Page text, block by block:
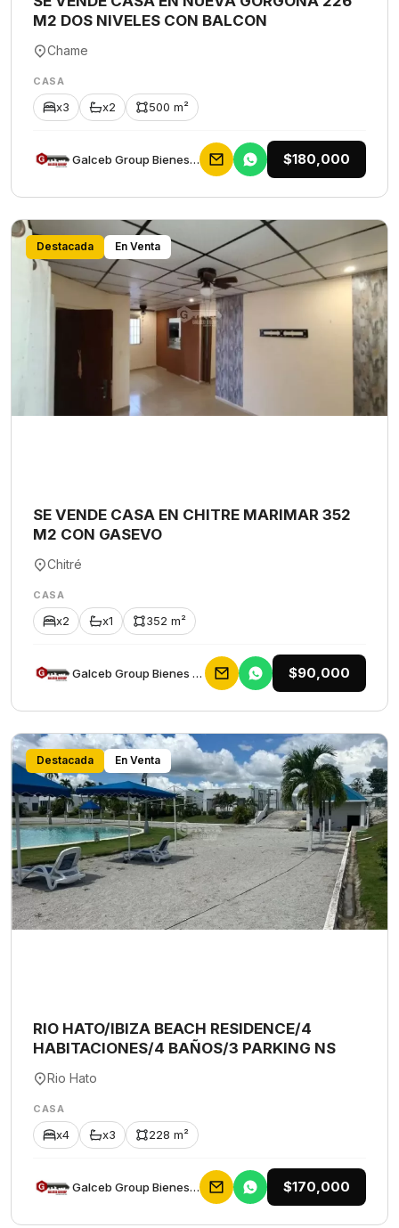
M2 DOS NIVELES CON BALCON
Chame
CASA
x3 x2 500 m²
Galceb Group Bienes Raices $180,000
Destacada En Venta
SE VENDE CASA EN CHITRE MARIMAR 352
M2 CON GASEVO
Chitré
CASA
x2 x1 352 m²
Galceb Group Bienes Raices $90,000
Destacada En Venta
RIO HATO/IBIZA BEACH RESIDENCE/4
HABITACIONES/4 BAÑOS/3 PARKING NS
Rio Hato
CASA
x4 x3 228 m²
Galceb Group Bienes Raices $170,000